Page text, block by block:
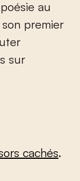
au
premier
sur
cachés.